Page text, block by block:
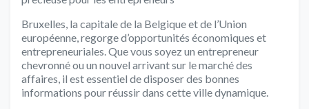
Bruxelles, la capitale de la Belgique et de l’Union
européenne, regorge d’opportunités économiques et
entrepreneuriales. Que vous soyez un entrepreneur
chevronné ou un nouvel arrivant sur le marché des
affaires, il est essentiel de disposer des bonnes
informations pour réussir dans cette ville dynamique.